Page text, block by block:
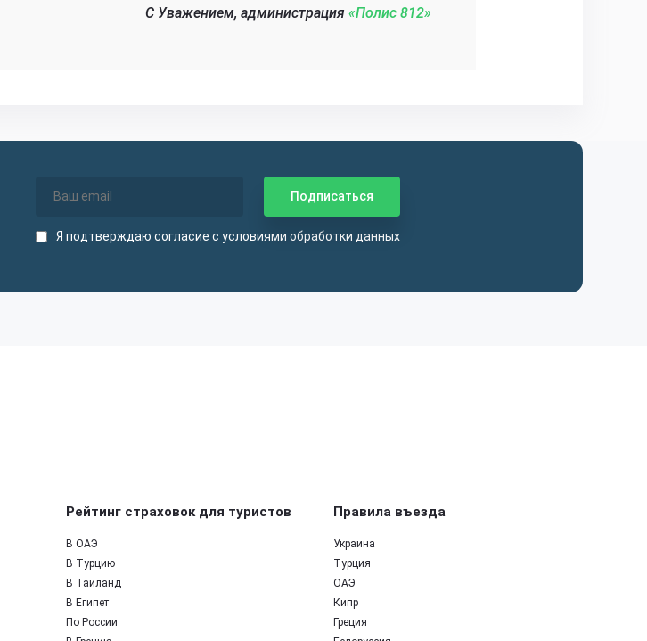
C Уважением, администрация «Полис 812»‎
Я подтверждаю согласие с условиями обработки данных
Рейтинг страховок для туристов
В ОАЭ
В Турцию
В Таиланд
В Египет
По России
Правила въезда
Украина
Турция
ОАЭ
Кипр
Греция